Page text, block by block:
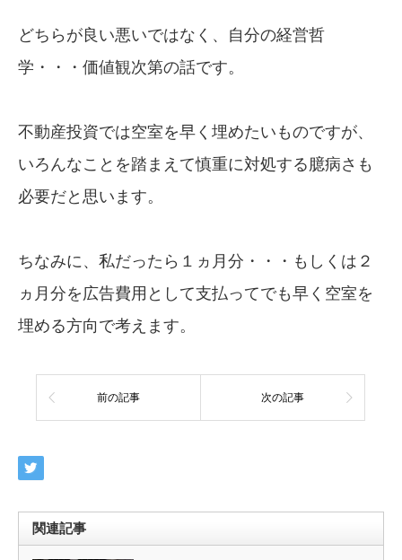
どちらが良い悪いではなく、自分の経営哲
学・・・価値観次第の話です。
不動産投資では空室を早く埋めたいものですが、
いろんなことを踏まえて慎重に対処する臆病さも
必要だと思います。
ちなみに、私だったら１ヵ月分・・・もしくは２
ヵ月分を広告費用として支払ってでも早く空室を
埋める方向で考えます。
前の記事 次の記事
関連記事